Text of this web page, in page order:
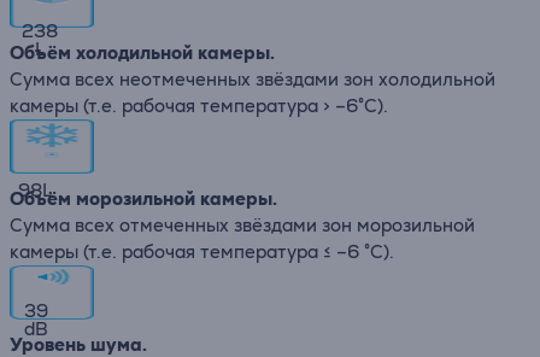
238
L
Объём холодильной камеры.
Сумма всех неотмеченных звёздами зон холодильной
камеры (т.е. рабочая температура > –6°C).
98L
Объём морозильной камеры.
Сумма всех отмеченных звёздами зон морозильной
камеры (т.е. рабочая температура ≤ –6 °C).
39
dB
Уровень шума.